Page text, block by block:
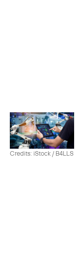
Credits: iStock / B4LLS